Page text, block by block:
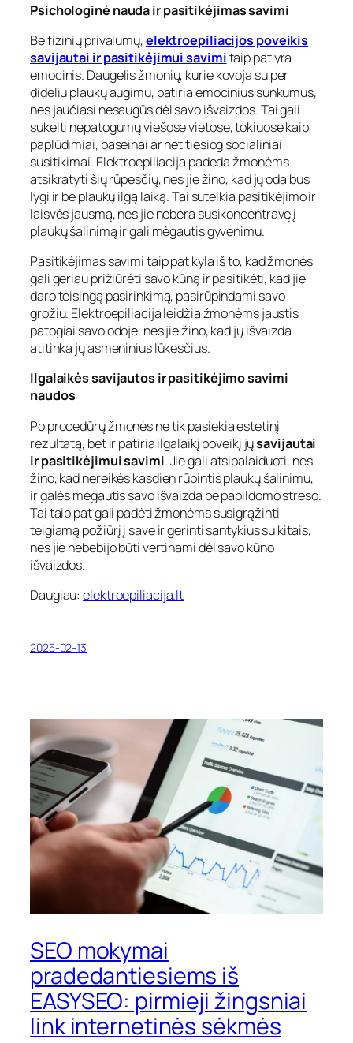
Psichologinė nauda ir pasitikėjimas savimi
Be fizinių privalumų,elektroepiliacijos poveikis
savijautai ir pasitikėjimui savimitaip pat yra
emocinis. Daugelis žmonių, kurie kovoja su per
dideliu plaukų augimu, patiria emocinius sunkumus,
nes jaučiasi nesaugūs dėl savo išvaizdos. Tai gali
sukelti nepatogumų viešose vietose, tokiuose kaip
paplūdimiai, baseinai ar net tiesiog socialiniai
susitikimai. Elektroepiliacija padeda žmonėms
atsikratyti šių rūpesčių, nes jie žino, kad jų oda bus
lygi ir be plaukų ilgą laiką. Tai suteikia pasitikėjimo ir
laisvės jausmą, nes jie nebėra susikoncentravę į
plaukų šalinimą ir gali mėgautis gyvenimu.
Pasitikėjimas savimi taip pat kyla iš to, kad žmonės
gali geriau prižiūrėti savo kūną ir pasitikėti, kad jie
daro teisingą pasirinkimą, pasirūpindami savo
grožiu. Elektroepiliacija leidžia žmonėms jaustis
patogiai savo odoje, nes jie žino, kad jų išvaizda
atitinka jų asmeninius lūkesčius.
Ilgalaikės savijautos ir pasitikėjimo savimi
naudos
Po procedūrų žmonės ne tik pasiekia estetinį
rezultatą, bet ir patiria ilgalaikį poveikį jųsavijautai
irpasitikėjimui savimi. Jie gali atsipalaiduoti, nes
žino, kad nereikės kasdien rūpintis plaukų šalinimu,
ir galės mėgautis savo išvaizda be papildomo streso.
Tai taip pat gali padėti žmonėms susigrąžinti
teigiamą požiūrį į save ir gerinti santykius su kitais,
nes jie nebebijo būti vertinami dėl savo kūno
išvaizdos.
Daugiau:elektroepiliacija.lt
2025-02-13
SEO mokymai
pradedantiesiems iš
EASYSEO: pirmieji žingsniai
link internetinės sėkmės